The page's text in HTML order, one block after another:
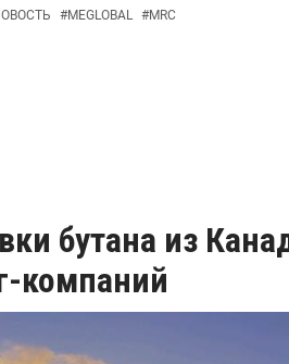
#MEGLOBAL #MRC
бутана из
компаний